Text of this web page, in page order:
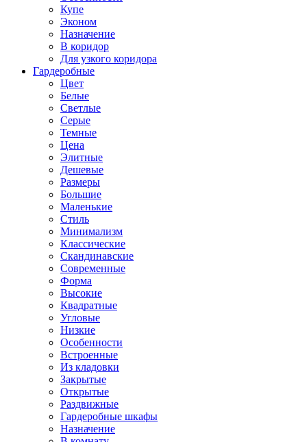
Купе
Эконом
Назначение
В коридор
Для узкого коридора
Гардеробные
Цвет
Белые
Светлые
Серые
Темные
Цена
Элитные
Дешевые
Размеры
Большие
Маленькие
Стиль
Минимализм
Классические
Скандинавские
Современные
Форма
Высокие
Квадратные
Угловые
Низкие
Особенности
Встроенные
Из кладовки
Закрытые
Открытые
Раздвижные
Гардеробные шкафы
Назначение